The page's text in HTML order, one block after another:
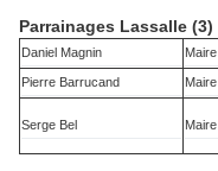
Parrainages Lassalle (3)
Daniel Magnin Maire
Pierre Barrucand Maire
Serge Bel Maire